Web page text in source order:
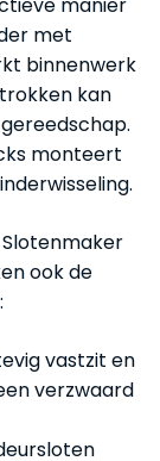
met
binnenwerk
kan
monteert
ook de
vastzit en
verzwaard